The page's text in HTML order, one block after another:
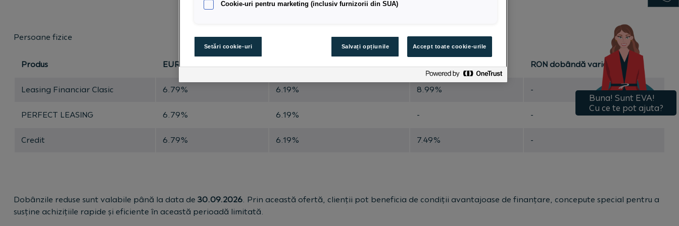
Persoane fizice
Produs EUR dobândă fixă EUR dobândă variabilă RON dobândă fixă RON dobândă variabilă
Leasing Financiar Clasic 6.79% 6.19% 8.99% -
PERFECT LEASING 6.79% 6.19% - -
Credit 6.79% 6.19% 7.49% -
Dobânzile reduse sunt valabile până la data de 30.09.2026. Prin această ofertă, clienții pot beneficia de condiții avantajoase de finanțare, concepute special pentru a
susține achizițiile rapide și eficiente în această perioadă limitată.
Cookie-uri pentru marketing (inclusiv furnizorii din SUA)
Setări cookie-uri Salvați opțiunile Accept toate cookie-urile